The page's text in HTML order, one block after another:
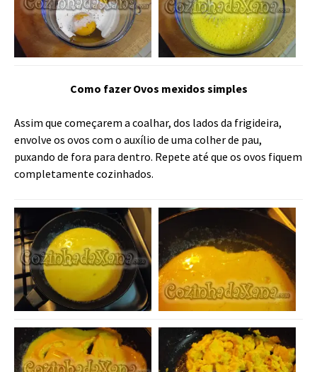
Como fazer Ovos mexidos simples
Assim que começarem a coalhar, dos lados da frigideira,
envolve os ovos com o auxílio de uma colher de pau,
puxando de fora para dentro. Repete até que os ovos fiquem
completamente cozinhados.